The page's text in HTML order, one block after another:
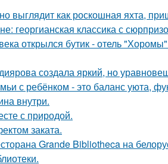
выглядит как роскошная яхта,
георгианская классика с
открылся бутик - отель
создала яркий, но
с ребёнком - это баланс уюта,
внутри.
с природой.
заката.
Grande Bibliotheca на